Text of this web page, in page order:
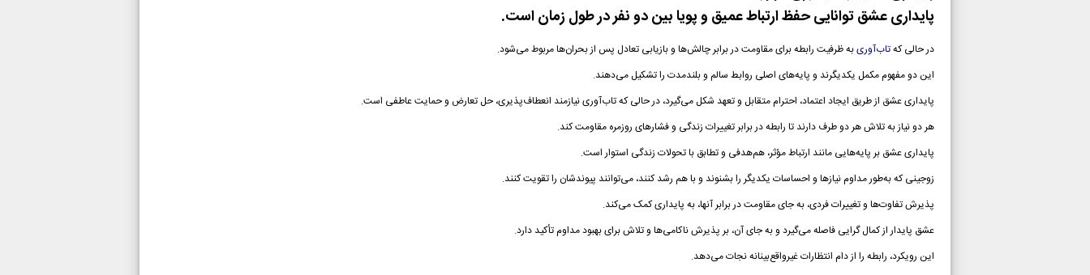
پایداری عشق توانایی حفظ ارتباط عمیق و پویا بین دو نفر در طول زمان است.
در حالی کهتاب‌آوریبه ظرفیت رابطه برای مقاومت در برابر چالش‌ها و بازیابی تعادل پس از بحران‌ها مربوط می‌شود.
این دو مفهوم مکمل یکدیگرند و پایه‌های اصلی روابط سالم و بلندمدت را تشکیل می‌دهند.
پایداری عشق از طریق ایجاد اعتماد، احترام متقابل و تعهد شکل می‌گیرد، در حالی که تاب‌آوری نیازمند انعطاف‌پذیری، حل تعارض و حمایت عاطفی است.
هر دو نیاز به تلاش هر دو طرف دارند تا رابطه در برابر تغییرات زندگی و فشارهای روزمره مقاومت کند.
پایداری عشق بر پایه‌هایی مانند ارتباط مؤثر، هم‌هدفی و تطابق با تحولات زندگی استوار است.
زوجینی که به‌طور مداوم نیازها و احساسات یکدیگر را بشنوند و با هم رشد کنند، می‌توانند پیوندشان را تقویت کنند.
پذیرش تفاوت‌ها و تغییرات فردی، به جای مقاومت در برابر آنها، به پایداری کمک می‌کند.
عشق پایدار از کمال گرایی فاصله می‌گیرد و به جای آن، بر پذیرش ناکامی‌ها و تلاش برای بهبود مداوم تأکید دارد.
این رویکرد، رابطه را از دام انتظارات غیرواقع‌بینانه نجات می‌دهد.